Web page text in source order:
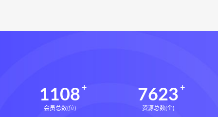
过三关与做功实例电子书
过三关与做功实例 归一
1108
会员总数(位)
7623
资源总数(个)